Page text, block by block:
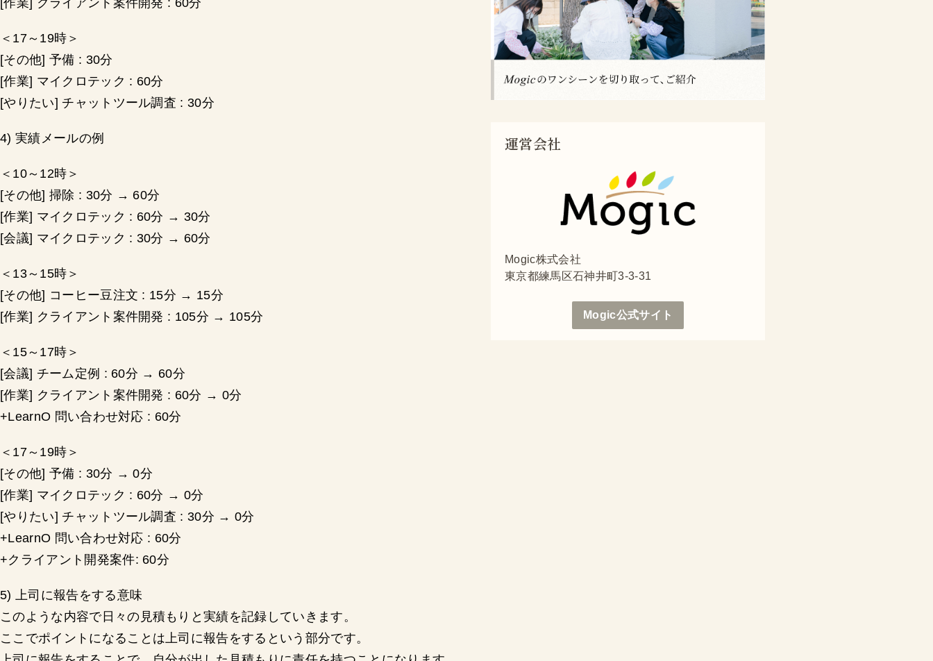
[作業] クライアント案件開発 : 60分
＜17～19時＞
[その他] 予備 : 30分
[作業] マイクロテック : 60分
[やりたい] チャットツール調査 : 30分
4) 実績メールの例
＜10～12時＞
[その他] 掃除 : 30分 → 60分
[作業] マイクロテック : 60分 → 30分
[会議] マイクロテック : 30分 → 60分
＜13～15時＞
[その他] コーヒー豆注文 : 15分 → 15分
[作業] クライアント案件開発 : 105分 → 105分
＜15～17時＞
[会議] チーム定例 : 60分 → 60分
[作業] クライアント案件開発 : 60分 → 0分
+LearnO 問い合わせ対応 : 60分
＜17～19時＞
[その他] 予備 : 30分 → 0分
[作業] マイクロテック : 60分 → 0分
[やりたい] チャットツール調査 : 30分 → 0分
+LearnO 問い合わせ対応 : 60分
+クライアント開発案件: 60分
5) 上司に報告をする意味
このような内容で日々の見積もりと実績を記録していきます。
ここでポイントになることは上司に報告をするという部分です。
運営会社
Mogic株式会社
東京都練馬区石神井町3-3-31
Mogic公式サイト